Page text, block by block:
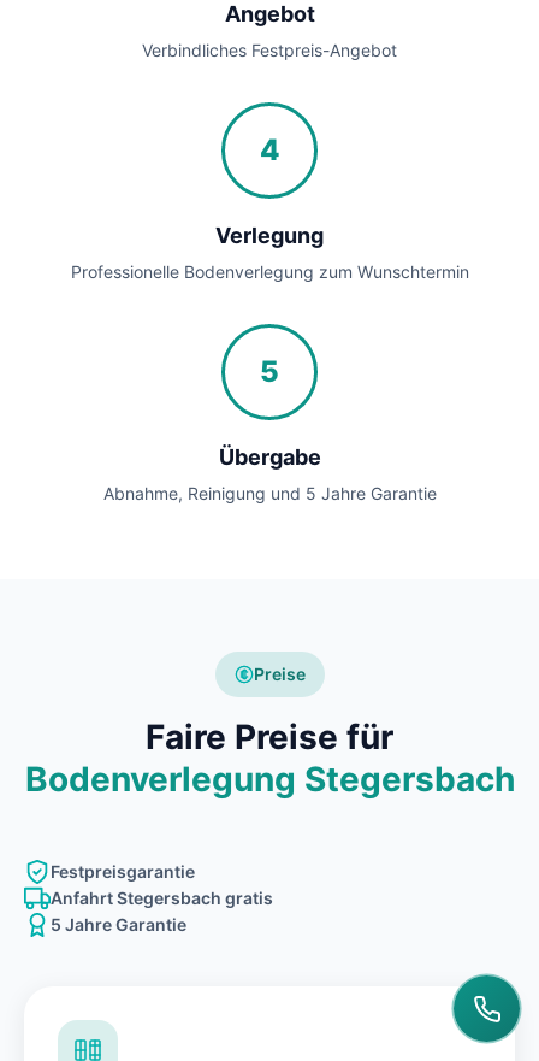
Angebot
Verbindliches Festpreis-Angebot
4
Verlegung
Professionelle Bodenverlegung zum Wunschtermin
5
Übergabe
Abnahme, Reinigung und 5 Jahre Garantie
Preise
Faire Preise für
Bodenverlegung Stegersbach
Festpreisgarantie
Anfahrt Stegersbach gratis
5 Jahre Garantie